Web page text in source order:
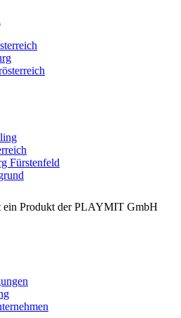
Fürstenfeld
ein Produkt der PLAYMIT GmbH